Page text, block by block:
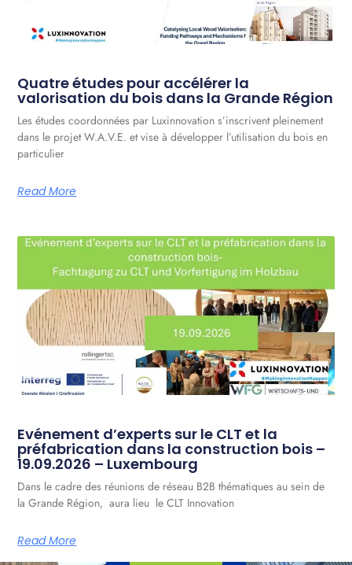
Quatre études pour accélérer la
valorisation du bois dans la Grande Région
Les études coordonnées par Luxinnovation s’inscrivent pleinement
dans le projet W.A.V.E. et vise à développer l’utilisation du bois en
particulier
Read More
Evénement d’experts sur le CLT et la
préfabrication dans la construction bois –
19.09.2026 – Luxembourg
Dans le cadre des réunions de réseau B2B thématiques au sein de
la Grande Région, aura lieu le CLT Innovation
Read More